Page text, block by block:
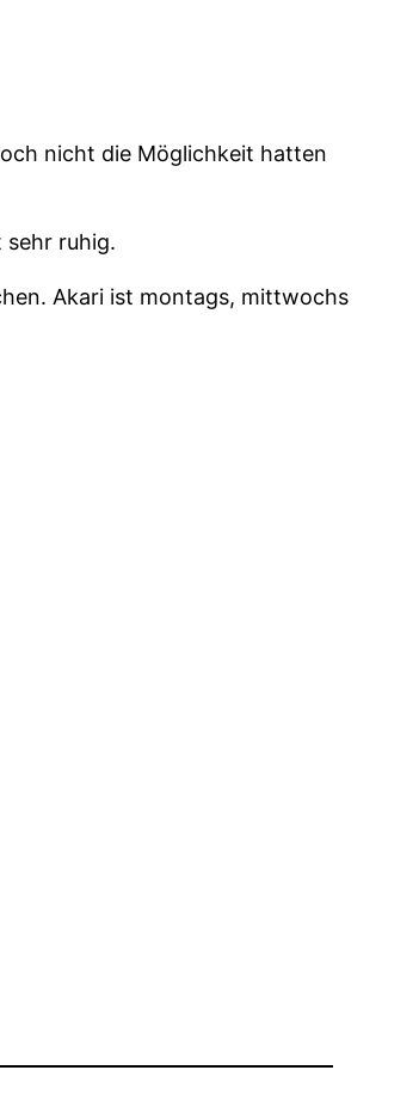
nicht die Möglichkeit hatten
sehr ruhig.
Akari ist montags, mittwochs